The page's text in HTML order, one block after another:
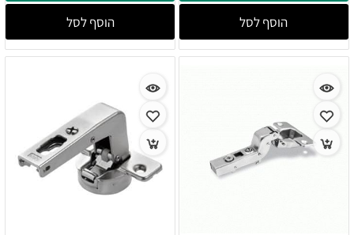
הוסף לסל הוסף לסל